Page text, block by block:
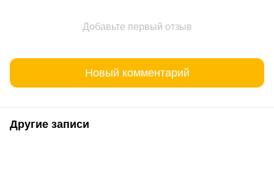
Добавьте первый отзыв
Новый комментарий
Другие записи